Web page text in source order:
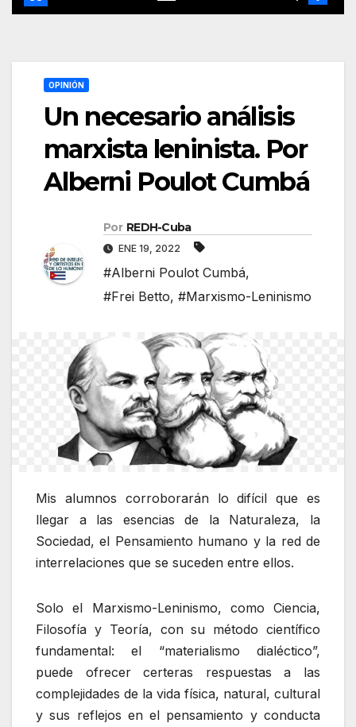
OPINIÓN
Un necesario análisis
marxista leninista. Por
Alberni Poulot Cumbá
Por REDH-Cuba
ENE 19, 2022
#Alberni Poulot Cumbá,
#Frei Betto, #Marxismo-Leninismo
Mis alumnos corroborarán lo difícil que es
llegar a las esencias de la Naturaleza, la
Sociedad, el Pensamiento humano y la red de
interrelaciones que se suceden entre ellos.
Solo el Marxismo-Leninismo, como Ciencia,
Filosofía y Teoría, con su método científico
fundamental: el “materialismo dialéctico”,
puede ofrecer certeras respuestas a las
complejidades de la vida física, natural, cultural
y sus reflejos en el pensamiento y conducta